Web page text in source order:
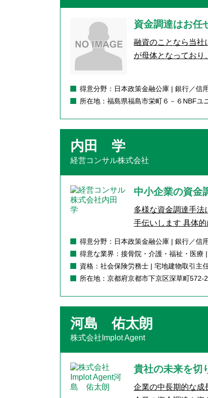
資金調達はお任
融資のことなら当社
が母体となっており
得意分野：日本政策金融公庫 | 銀行／信
所在地：福島県福島市栄町６－６NBFユ
内田 学
経営コンサル株式会社
中小企業の資金
多様な資金調達手法
手伝いします 具体
得意分野：日本政策金融公庫 | 銀行／信
得意な業界：接骨院・介護・福祉・医療
資格：社会保険労務士 | 宅地建物取引主
所在地：京都府京都市下京区深草町
河島 佑太朗
株式会社Implot Agent
貴社の未来を切
企業の中長期的な成